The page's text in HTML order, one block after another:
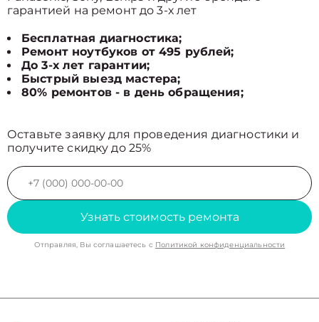
гарантией на ремонт до 3-х лет
Бесплатная диагностика;
Ремонт ноутбуков от 495 рублей;
До 3-х лет гарантии;
Быстрый выезд мастера;
80% ремонтов - в день обращения;
Оставьте заявку для проведения диагностики и
получите скидку до 25%
Узнать стоимость ремонта
Отправляя, Вы соглашаетесь с Политикой конфиденциальности